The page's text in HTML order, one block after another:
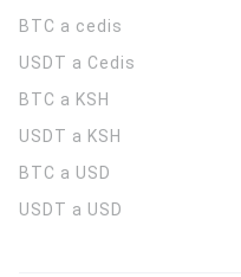
BTC a cedis
USDT a Cedis
BTC a KSH
USDT a KSH
BTC a USD
USDT a USD